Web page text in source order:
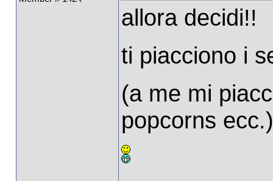
allora decidi!!
ti piacciono i
(a me mi
popcorns ecc.)